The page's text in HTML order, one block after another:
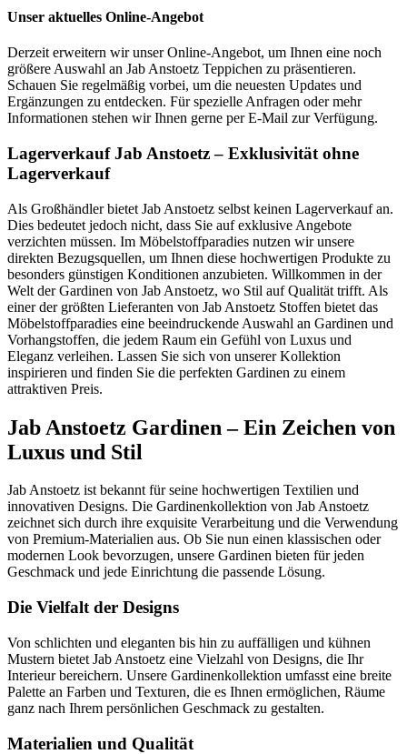
Unser aktuelles Online-Angebot
Derzeit erweitern wir unser Online-Angebot, um Ihnen eine noch
größere Auswahl an Jab Anstoetz Teppichen zu präsentieren.
Schauen Sie regelmäßig vorbei, um die neuesten Updates und
Ergänzungen zu entdecken. Für spezielle Anfragen oder mehr
Informationen stehen wir Ihnen gerne per E-Mail zur Verfügung.
Lagerverkauf Jab Anstoetz – Exklusivität ohne
Lagerverkauf
Als Großhändler bietet Jab Anstoetz selbst keinen Lagerverkauf an.
Dies bedeutet jedoch nicht, dass Sie auf exklusive Angebote
verzichten müssen. Im Möbelstoffparadies nutzen wir unsere
direkten Bezugsquellen, um Ihnen diese hochwertigen Produkte zu
besonders günstigen Konditionen anzubieten. Willkommen in der
Welt der Gardinen von Jab Anstoetz, wo Stil auf Qualität trifft. Als
einer der größten Lieferanten von Jab Anstoetz Stoffen bietet das
Möbelstoffparadies eine beeindruckende Auswahl an Gardinen und
Vorhangstoffen, die jedem Raum ein Gefühl von Luxus und
Eleganz verleihen. Lassen Sie sich von unserer Kollektion
inspirieren und finden Sie die perfekten Gardinen zu einem
attraktiven Preis.
Jab Anstoetz Gardinen – Ein Zeichen von
Luxus und Stil
Jab Anstoetz ist bekannt für seine hochwertigen Textilien und
innovativen Designs. Die Gardinenkollektion von Jab Anstoetz
zeichnet sich durch ihre exquisite Verarbeitung und die Verwendung
von Premium-Materialien aus. Ob Sie nun einen klassischen oder
modernen Look bevorzugen, unsere Gardinen bieten für jeden
Geschmack und jede Einrichtung die passende Lösung.
Die Vielfalt der Designs
Von schlichten und eleganten bis hin zu auffälligen und kühnen
Mustern bietet Jab Anstoetz eine Vielzahl von Designs, die Ihr
Interieur bereichern. Unsere Gardinenkollektion umfasst eine breite
Palette an Farben und Texturen, die es Ihnen ermöglichen, Räume
ganz nach Ihrem persönlichen Geschmack zu gestalten.
Materialien und Qualität